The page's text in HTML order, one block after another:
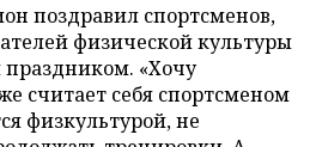
поздравил спортсменов,
физической культуры
«Хочу
считает себя спортсменом
физкультурой, не